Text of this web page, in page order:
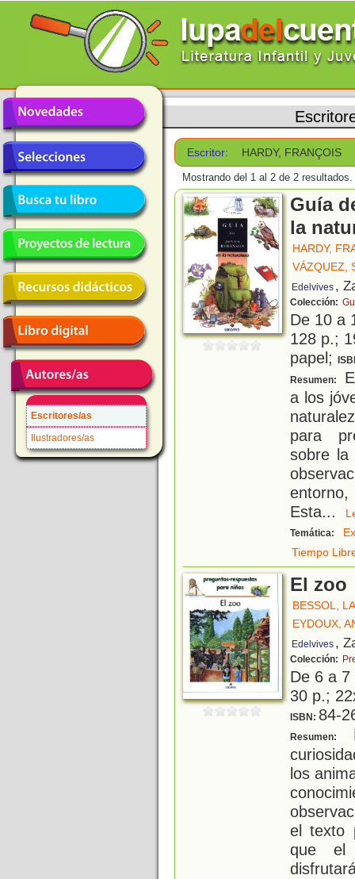
Escritores/as
Ilustradores/as
Escritor: HARDY, FRANÇOIS
Mostrando del 1 al 2 de 2 resultados.
Guía
la
HARDY,
VÁZQUEZ,
Edelvives ,
Colección:
De 10 a
128 p.;
papel;
Resumen:
a los
para
sobre la
Esta...
Temática:
Tiempo
El zoo
BESSOL,
EYDOUX,
Edelvives ,
Colección:
De 6 a
30 p.;
ISBN: 84-
Resumen:
los
el texto
que el